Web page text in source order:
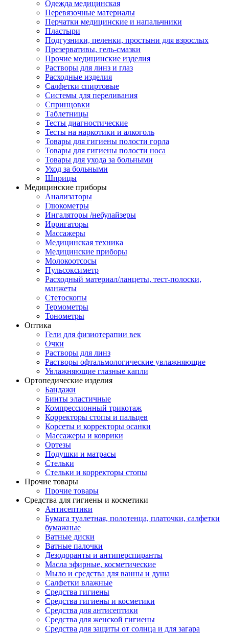
Одежда медицинская
Перевязочные материалы
Перчатки медицинские и напальчники
Пластыри
Подгузники, пеленки, простыни для взрослых
Презервативы, гель-смазки
Прочие медицинские изделия
Растворы для линз и глаз
Расходные изделия
Салфетки спиртовые
Системы для переливания
Спринцовки
Таблетницы
Тесты диагностические
Тесты на наркотики и алкоголь
Товары для гигиены полости горла
Товары для гигиены полости носа
Товары для ухода за больными
Уход за больными
Шприцы
Медицинские приборы
Анализаторы
Глюкометры
Ингаляторы /небулайзеры
Ирригаторы
Массажеры
Медицинская техника
Медицинские приборы
Молокоотсосы
Пульсоксиметр
Расходный материал/ланцеты, тест-полоски,
манжеты
Стетоскопы
Термометры
Тонометры
Оптика
Гели для физиотерапии век
Очки
Растворы для линз
Растворы офтальмологические увлажняющие
Увлажняющие глазные капли
Ортопедические изделия
Бандажи
Бинты эластичные
Компрессионный трикотаж
Корректоры стопы и пальцев
Корсеты и корректоры осанки
Массажеры и коврики
Ортезы
Подушки и матрасы
Стельки
Стельки и корректоры стопы
Прочие товары
Прочие товары
Средства для гигиены и косметики
Антисептики
Бумага туалетная, полотенца, платочки, салфетки
бумажные
Ватные диски
Ватные палочки
Дезодоранты и антиперспиранты
Масла эфирные, косметические
Мыло и средства для ванны и душа
Салфетки влажные
Средства гигиены
Средства гигиены и косметики
Средства для антисептики
Средства для женской гигиены
Средства для защиты от солнца и для загара